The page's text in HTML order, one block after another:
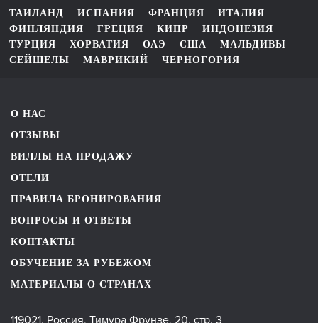
ТАИЛАНД ИСПАНИЯ ФРАНЦИЯ
ИТАЛИЯ
ФИНЛЯНДИЯ
ГРЕЦИЯ КИПР
ИНДОНЕЗИЯ
ТУРЦИЯ
ХОРВАТИЯ ОАЭ США
МАЛЬДИВЫ
СЕЙШЕЛЫ
МАВРИКИЙ ЧЕРНОГОРИЯ
О НАС
ОТЗЫВЫ
ВИЛЛЫ НА ПРОДАЖУ
ОТЕЛИ
ПРАВИЛА БРОНИРОВАНИЯ
ВОПРОСЫ И ОТВЕТЫ
КОНТАКТЫ
ОБУЧЕНИЕ ЗА РУБЕЖОМ
МАТЕРИАЛЫ О СТРАНАХ
119021, Россия, Тимура Фрунзе, 20, стр. 3